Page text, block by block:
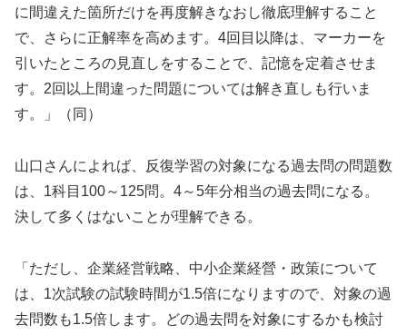
に間違えた箇所だけを再度解きなおし徹底理解すること
で、さらに正解率を高めます。4回目以降は、マーカーを
引いたところの見直しをすることで、記憶を定着させま
す。2回以上間違った問題については解き直しも行いま
す。」（同）
山口さんによれば、反復学習の対象になる過去問の問題数
は、1科目100～125問。4～5年分相当の過去問になる。
決して多くはないことが理解できる。
「ただし、企業経営戦略、中小企業経營・政策について
は、1次試験の試験時間が1.5倍になりますので、対象の過
去問数も1.5倍します。どの過去問を対象にするかも検討